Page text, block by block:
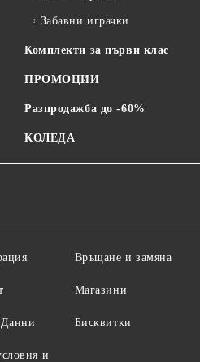
Забавни играчки
Комплекти за първи клас
ПРОМОЦИИ
Разпродажба до -60%
КОЛЕДА
и
Връщане и замяна
Магазини
Бисквитки